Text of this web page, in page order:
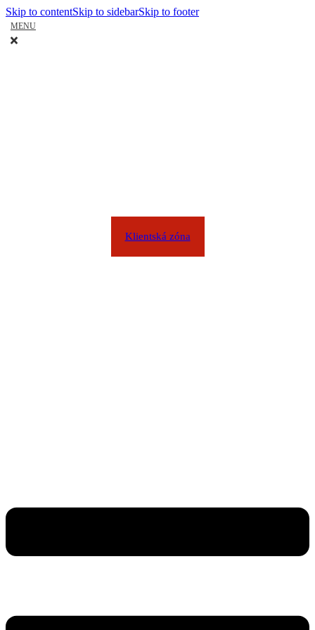
Skip to contentSkip to sidebarSkip to footer
MENU
Klientská zóna